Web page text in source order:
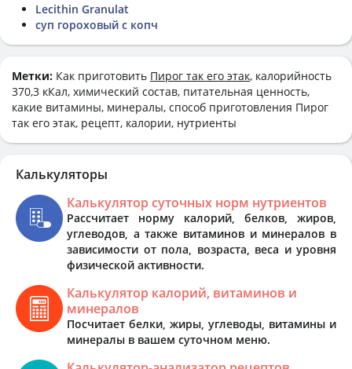
Lecithin Granulat
суп гороховый с копч
Метки: Как приготовить Пирог так его этак, калорийность
370,3 кКал, химический состав, питательная ценность,
какие витамины, минералы, способ приготовления Пирог
так его этак, рецепт, калории, нутриенты
Калькуляторы
Калькулятор суточных норм нутриентов
Рассчитает норму калорий, белков, жиров,
углеводов, а также витаминов и минералов в
зависимости от пола, возраста, веса и уровня
физической активности.
Калькулятор калорий, витаминов и
минералов
Посчитает белки, жиры, углеводы, витамины и
минералы в вашем суточном меню.